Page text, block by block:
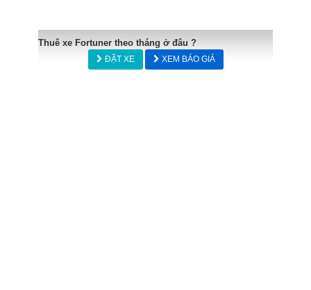
Thuê xe Fortuner theo tháng ở đâu ?
ĐẶT XE XEM BÁO GIÁ